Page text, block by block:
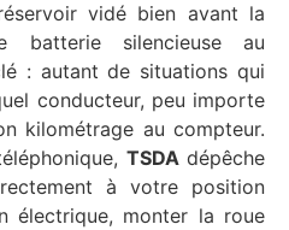
vidé bien avant la
batterie silencieuse au
: autant de situations qui
conducteur, peu importe
kilométrage au compteur.
TSDAdépêche
à votre position
électrique, monter la roue